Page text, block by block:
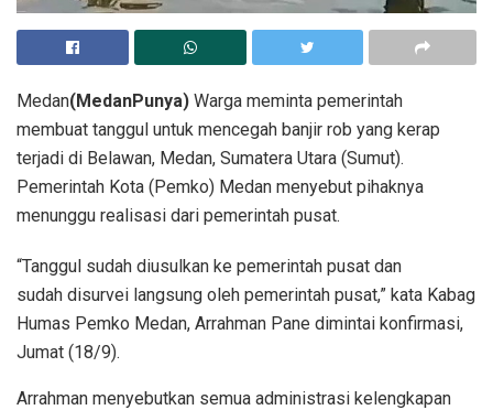
Medan(MedanPunya) Warga meminta pemerintah
membuat tanggul untuk mencegah banjir rob yang kerap
terjadi di Belawan, Medan, Sumatera Utara (Sumut).
Pemerintah Kota (Pemko) Medan menyebut pihaknya
menunggu realisasi dari pemerintah pusat.
“Tanggul sudah diusulkan ke pemerintah pusat dan
sudah disurvei langsung oleh pemerintah pusat,” kata Kabag
Humas Pemko Medan, Arrahman Pane dimintai konfirmasi,
Jumat (18/9).
Arrahman menyebutkan semua administrasi kelengkapan